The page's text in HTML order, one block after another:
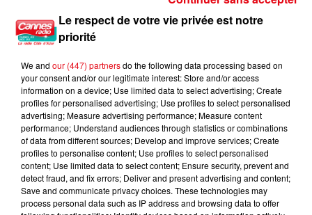
Nice : un salon de coiffure fermé après un contrôle
Le respect de votre vie privée est notre
priorité
We and our (447) partnersdo the following data processing based on
your consent and/or our legitimate interest: Store and/or access
information on a device; Use limited data to select advertising; Create
profiles for personalised advertising; Use profiles to select personalised
advertising; Measure advertising performance; Measure content
performance; Understand audiences through statistics or combinations
of data from different sources; Develop and improve services; Create
profiles to personalise content; Use profiles to select personalised
content; Use limited data to select content; Ensure security, prevent and
detect fraud, and fix errors; Deliver and present advertising and content;
Save and communicate privacy choices. These technologies may
process personal data such as IP address and browsing data to offer